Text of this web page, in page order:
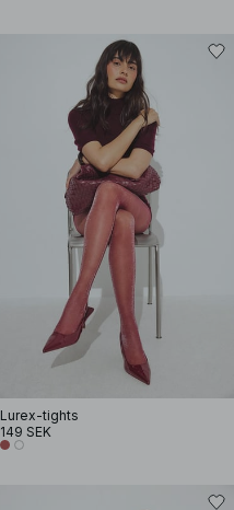
Lurex-tights
149 SEK